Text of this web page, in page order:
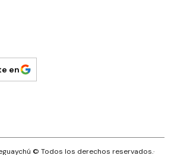
en
© Todos los derechos reservados.·